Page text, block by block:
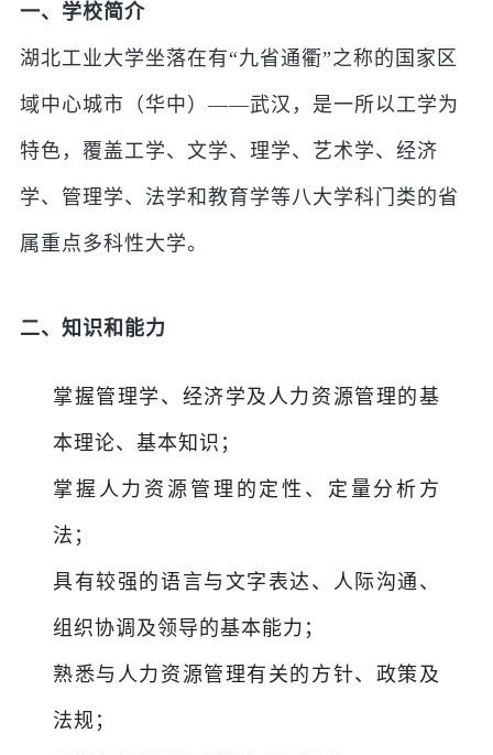
一、学校简介
湖北工业大学坐落在有“九省通衢”之称的国家区
域中心城市（华中）——武汉，是一所以工学为
特色，覆盖工学、文学、理学、艺术学、经济
学、管理学、法学和教育学等八大学科门类的省
属重点多科性大学。
二、知识和能力
掌握管理学、经济学及人力资源管理的基
本理论、基本知识；
掌握人力资源管理的定性、定量分析方
法；
具有较强的语言与文字表达、人际沟通、
组织协调及领导的基本能力；
熟悉与人力资源管理有关的方针、政策及
法规；